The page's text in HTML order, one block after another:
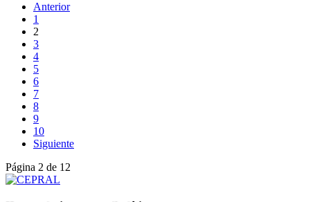
Anterior
1
2
3
4
5
6
7
8
9
10
Siguiente
Página 2 de 12